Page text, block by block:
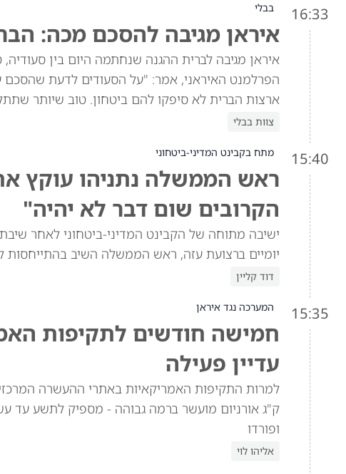
16:33 בבלי
איראן מגיבה להסכם מכה:
איראן מגיבה לברית ההגנה שנחתמה היום בין
הפרלמנט האיראני, אמר: "על הסעודים לדעת שהסכם
ארצות הברית לא סיפקו להם ביטחון. טוב שיותר
צוות בבלי
15:40 מתח בקבינט המדיני-ביטחוני
ראש הממשלה נתניהו עוקץ
הקרובים שום דבר לא יהיה"
ישיבה מתוחה של הקבינט המדיני-ביטחוני לאחר
יומיים ברצועת עזה, ראש הממשלה השיב
דוד קליין
15:35 המערכה נגד איראן
חמישה חודשים לתקיפות
עדיין פעילה
ק"ג אורניום מועשר ברמה גבוהה - מספיק לתשע עד
ופורדו
אליהו לוי